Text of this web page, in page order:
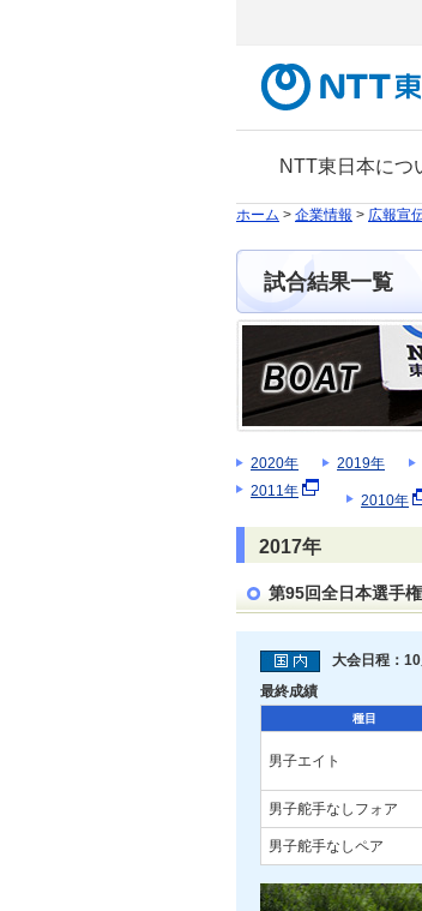
NTT東日本につ
ホーム > 企業情報 > 広報宣
試合結果一覧
2020年 2019年
2011年
2010年
2017年
第95回全日本選手
大会日程：
最終成績
種目
男子エイト
男子舵手なしフォア
男子舵手なしペア